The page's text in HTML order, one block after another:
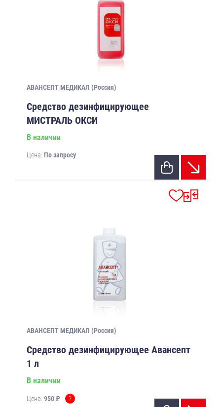
АВАНСЕПТ МЕДИКАЛ (Россия)
Средство дезинфицирующее
МИСТРАЛЬ ОКСИ
В наличии
Цена: По запросу
АВАНСЕПТ МЕДИКАЛ (Россия)
Средство дезинфицирующее Авансепт
1 л
В наличии
Цена: 950 ₽ ?